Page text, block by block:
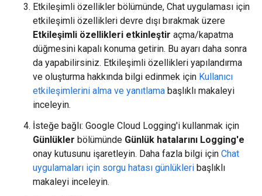
Etkileşimli özellikler bölümünde, Chat uygulaması için
etkileşimli özellikleri devre dışı bırakmak üzere
Etkileşimli özellikleri etkinleştir açma/kapatma
düğmesini kapalı konuma getirin. Bu ayarı daha sonra
da yapabilirsiniz. Etkileşimli özellikleri yapılandırma
ve oluşturma hakkında bilgi edinmek için Kullanıcı
etkileşimlerini alma ve yanıtlama başlıklı makaleyi
inceleyin.
İsteğe bağlı: Google Cloud Logging'i kullanmak için
Günlükler bölümünde Günlük hatalarını Logging'e
onay kutusunu işaretleyin. Daha fazla bilgi için Chat
uygulamaları için sorgu hatası günlükleri başlıklı
makaleyi inceleyin.